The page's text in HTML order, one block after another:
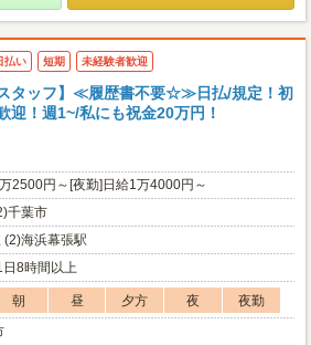
払い 短期 未経験者歓迎
スタッフ】≪履歴書不要☆≫日払/規定！初
迎！週1~/私にも祝金20万円！
2500円～[夜勤]日給1万4000円～
千葉市
(2)海浜幕張駅
8時間以上
朝 昼 夕方 夜
夜勤